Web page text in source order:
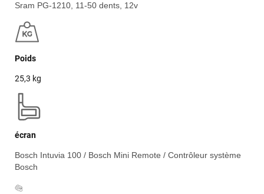
Sram PG-1210, 11-50 dents, 12v
Poids
25,3 kg
écran
Bosch Intuvia 100 / Bosch Mini Remote / Contrôleur système
Bosch